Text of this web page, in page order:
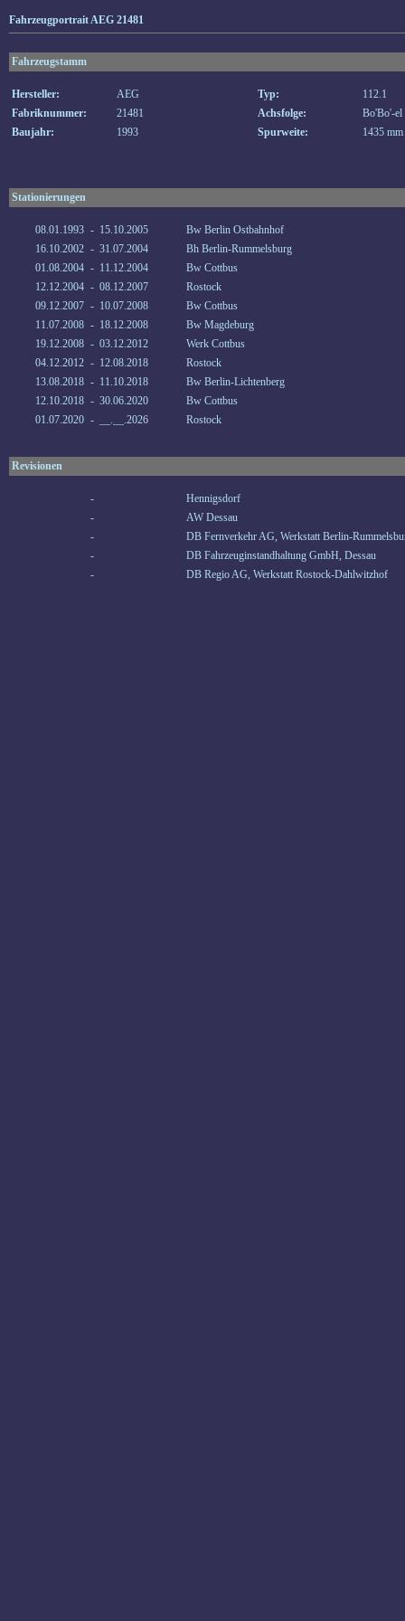
Fahrzeugportrait AEG 21481
Fahrzeugstamm
Hersteller: AEG Typ:
112.1
Fabriknummer:
21481 Achsfolge:
Bo'Bo'-el
Baujahr:
1993 Spurweite: 1435 mm
Stationierungen
08.01.1993 - 15.10.2005
Bw Berlin Ostbahnhof
16.10.2002 - 31.07.2004
Bh Berlin-Rummelsburg
01.08.2004 - 11.12.2004
Bw Cottbus
12.12.2004 - 08.12.2007
Rostock
09.12.2007 - 10.07.2008
Bw Cottbus
11.07.2008 - 18.12.2008
Bw Magdeburg
19.12.2008 - 03.12.2012
Werk Cottbus
04.12.2012 - 12.08.2018
Rostock
13.08.2018 - 11.10.2018
Bw Berlin-Lichtenberg
12.10.2018 - 30.06.2020
Bw Cottbus
01.07.2020 - __.__.2026 Rostock
Revisionen
-
Hennigsdorf
-
AW Dessau
-
DB Fernverkehr AG, Werkstatt Berlin-
-
DB Fahrzeuginstandhaltung GmbH, Dessau
-
DB Regio AG, Werkstatt Rostock-Dahlwitzhof